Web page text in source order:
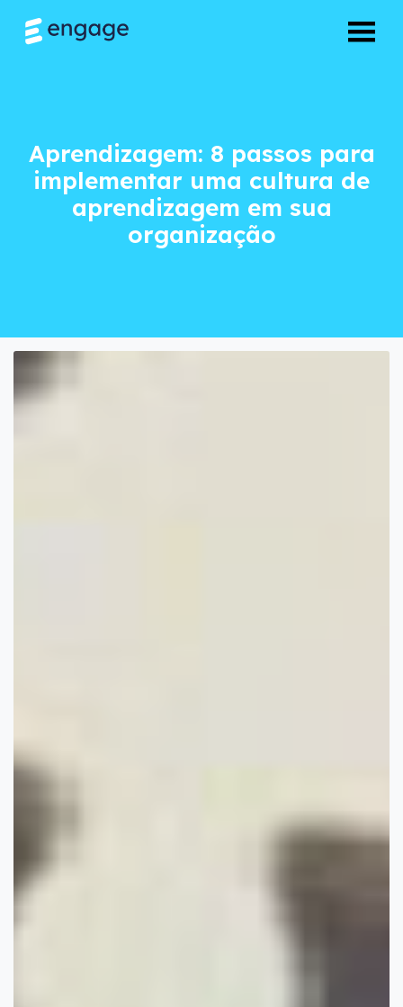
Aprendizagem: 8 passos para
implementar uma cultura de
aprendizagem em sua
organização